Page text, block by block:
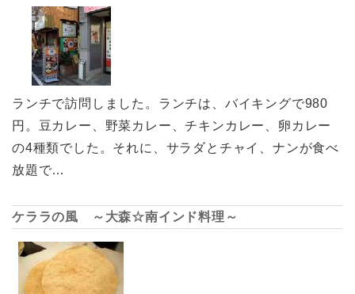
ランチで訪問しました。ランチは、バイキングで980
円。豆カレー、野菜カレー、チキンカレー、卵カレー
の4種類でした。それに、サラダとチャイ、ナンが食べ
放題で…
ケララの風 ～大森☆南インド料理～